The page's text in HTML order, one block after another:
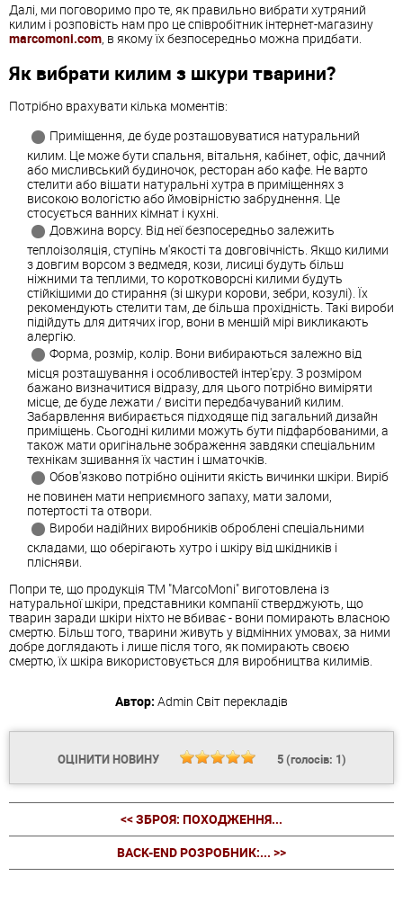
Далі, ми поговоримо про те, як правильно вибрати хутряний
килим і розповість нам про це співробітник інтернет-магазину
marcomoni.com, в якому їх безпосередньо можна придбати.
Як вибрати килим з шкури тварини?
Потрібно врахувати кілька моментів:
Приміщення, де буде розташовуватися натуральний
килим. Це може бути спальня, вітальня, кабінет, офіс, дачний
або мисливський будиночок, ресторан або кафе. Не варто
стелити або вішати натуральні хутра в приміщеннях з
високою вологістю або ймовірністю забруднення. Це
стосується ванних кімнат і кухні.
Довжина ворсу. Від неї безпосередньо залежить
теплоізоляція, ступінь м'якості та довговічність. Якщо килими
з довгим ворсом з ведмедя, кози, лисиці будуть більш
ніжними та теплими, то коротковорсні килими будуть
стійкішими до стирання (зі шкури корови, зебри, козулі). Їх
рекомендують стелити там, де більша прохідність. Такі вироби
підійдуть для дитячих ігор, вони в меншій мірі викликають
алергію.
Форма, розмір, колір. Вони вибираються залежно від
місця розташування і особливостей інтер'єру. З розміром
бажано визначитися відразу, для цього потрібно виміряти
місце, де буде лежати / висіти передбачуваний килим.
Забарвлення вибирається підходяще під загальний дизайн
приміщень. Сьогодні килими можуть бути підфарбованими, а
також мати оригінальне зображення завдяки спеціальним
технікам зшивання їх частин і шматочків.
Обов'язково потрібно оцінити якість вичинки шкіри. Виріб
не повинен мати неприємного запаху, мати заломи,
потертості та отвори.
Вироби надійних виробників оброблені спеціальними
складами, що оберігають хутро і шкіру від шкідників і
плісняви.
Попри те, що продукція ТМ "MarcoMoni" виготовлена із
натуральної шкіри, представники компанії стверджують, що
тварин заради шкіри ніхто не вбиває - вони помирають власною
смертю. Більш того, тварини живуть у відмінних умовах, за ними
добре доглядають і лише після того, як помирають своєю
смертю, їх шкіра використовується для виробництва килимів.
Автор: Admin Світ перекладів
ОЦІНИТИ НОВИНУ 5(голосів: 1)
<< ЗБРОЯ: ПОХОДЖЕННЯ...
BACK-END РОЗРОБНИК:... >>